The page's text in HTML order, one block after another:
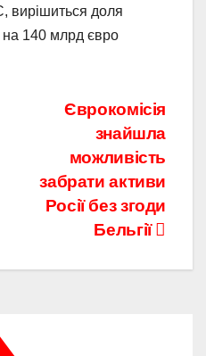
вирішиться доля
на 140 млрд євро
Єврокомісія
знайшла
можливість
забрати активи
Росії без згоди
Бельгії